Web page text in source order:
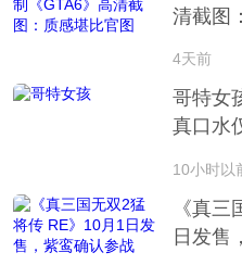
清截图
4天前
哥特女
真口水
10小时以
《真
日发售